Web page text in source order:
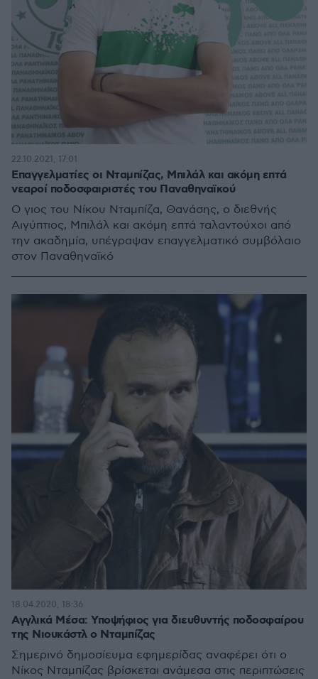
Επαγγελματίες οι Νταμπίζας, Μπιλάλ και ακόμη επτά
νεαροί ποδοσφαιριστές του Παναθηναϊκού
Ο γιος του Νίκου Νταμπίζα, Θανάσης, ο διεθνής
Αιγύπτιος, Μπιλάλ και ακόμη επτά ταλαντούχοι από
την ακαδημία, υπέγραψαν επαγγελματικό συμβόλαιο
στον Παναθηναϊκό
22.10.2021, 17:01
Αγγλικά Μέσα: Υποψήφιος για διευθυντής ποδοσφαίρου
της Νιουκάστλ ο Νταμπίζας
Σημερινό δημοσίευμα εφημερίδας αναφέρει ότι ο
Νίκος Νταμπίζας βρίσκεται ανάμεσα στις περιπτώσεις
18.04.2020, 18:36